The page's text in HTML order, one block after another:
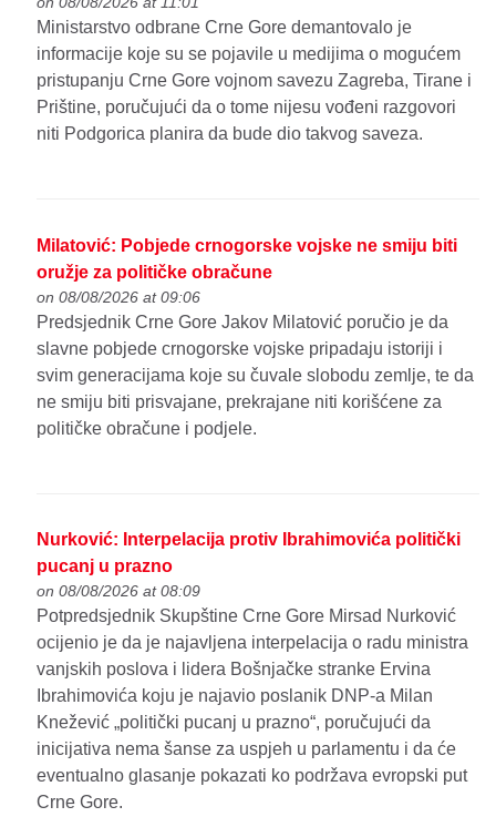
Ministarstvo odbrane Crne Gore demantovalo je
informacije koje su se pojavile u medijima o mogućem
pristupanju Crne Gore vojnom savezu Zagreba, Tirane i
Prištine, poručujući da o tome nijesu vođeni razgovori
niti Podgorica planira da bude dio takvog saveza.
Milatović: Pobjede crnogorske vojske ne smiju biti
oružje za političke obračune
on 08/08/2026 at 09:06
Predsjednik Crne Gore Jakov Milatović poručio je da
slavne pobjede crnogorske vojske pripadaju istoriji i
svim generacijama koje su čuvale slobodu zemlje, te da
ne smiju biti prisvajane, prekrajane niti korišćene za
političke obračune i podjele.
Nurković: Interpelacija protiv Ibrahimovića politički
pucanj u prazno
on 08/08/2026 at 08:09
Potpredsjednik Skupštine Crne Gore Mirsad Nurković
ocijenio je da je najavljena interpelacija o radu ministra
vanjskih poslova i lidera Bošnjačke stranke Ervina
Ibrahimovića koju je najavio poslanik DNP-a Milan
Knežević „politički pucanj u prazno“, poručujući da
inicijativa nema šanse za uspjeh u parlamentu i da će
eventualno glasanje pokazati ko podržava evropski put
Crne Gore.